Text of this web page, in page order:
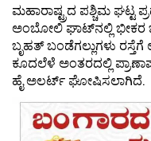
ಮಹಾರಾಷ್ಟ್ರದ ಪಶ್ಚಿಮ ಘಟ್ಟ
ಅಂಬೋಲಿ ಘಾಟ್‌ನಲ್ಲಿ ಭೀಕರ
ಬೃಹತ್ ಬಂಡೆಗಲ್ಲುಗಳು ರಸ್ತೆಗೆ
ಕೂದಲೆಳೆ ಅಂತರದಲ್ಲಿ
ಹೈ ಅಲರ್ಟ್ ಘೋಷಿಸಲಾಗಿದೆ.